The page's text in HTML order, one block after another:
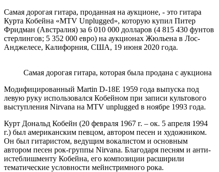
Самая дорогая гитара, проданная на аукционе, - это гитара
Курта Кобейна «MTV Unplugged», которую купил Питер
Фридман (Австралия) за 6 010 000 долларов (4 815 430 фунтов
стерлингов; 5 352 000 евро) на аукционах Жюльена в Лос-
Анджелесе, Калифорния, США, 19 июня 2020 года.
Самая дорогая гитара, которая была продана с аукциона
Модифицированный Martin D-18E 1959 года выпуска под
левую руку использовался Кобейном при записи культового
выступления Nirvana на MTV unplugged в ноябре 1993 года.
Курт Дональд Кобейн (20 февраля 1967 г. – ок. 5 апреля 1994
г.) был американским певцом, автором песен и художником.
Он был гитаристом, ведущим вокалистом и основным
автором песен рок-группы Nirvana. Благодаря песням и анти-
истеблишменту Кобейна, его композиции расширили
тематические условности мейнстримного рока.